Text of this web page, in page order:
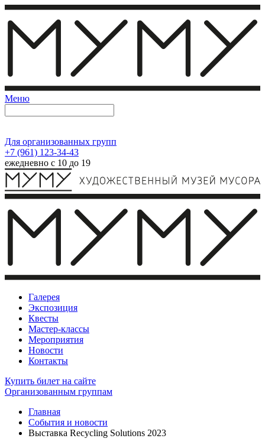
Меню
Для организованных групп
+7 (961) 123-34-43
ежедневно с 10 до 19
Галерея
Экспозиция
Квесты
Мастер-классы
Мероприятия
Новости
Контакты
Купить билет на сайте
Организованным группам
Главная
События и новости
Выставка Recycling Solutions 2023